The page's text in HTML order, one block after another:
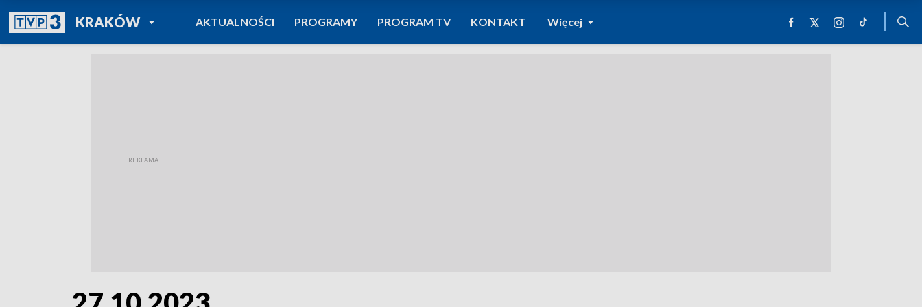
KRAKÓWPOWRÓT DO
TVP REGIONY
AKTUALNOŚCI PROGRAMY PROGRAM TV KONTAKT Więcej